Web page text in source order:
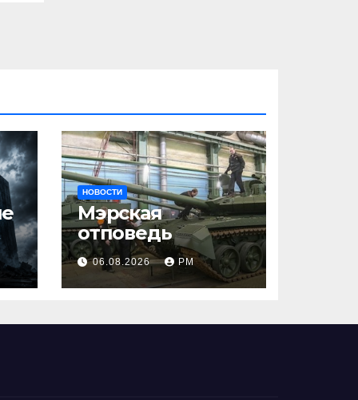
НОВОСТИ
Мэрская
отповедь
06.08.2026 РМ